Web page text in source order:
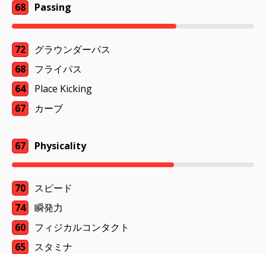
68 Passing
72
グラウンダーパス
68
フライパス
64
Place Kicking
67
カーブ
67 Physicality
70
スピード
74
瞬発力
60
フィジカルコンタクト
65
スタミナ